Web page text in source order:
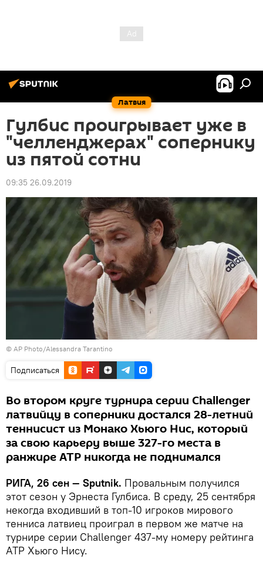
Латвия
Гулбис проигрывает уже в
"челленджерах" сопернику
из пятой сотни
09:35 26.09.2019
© AP Photo/Alessandra Tarantino
Подписаться
Во втором круге турнира серии Challenger
латвийцу в соперники достался 28-летний
теннисист из Монако Хьюго Нис, который
за свою карьеру выше 327-го места в
ранжире АТР никогда не поднимался
РИГА, 26 сен — Sputnik. Провальным получился
этот сезон у Эрнеста Гулбиса. В среду, 25 сентября
некогда входивший в топ-10 игроков мирового
тенниса латвиец проиграл в первом же матче на
турнире серии Challenger 437-му номеру рейтинга
АТР Хьюго Нису.